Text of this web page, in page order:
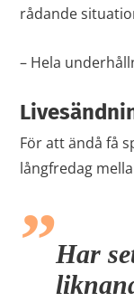
rådande
– Hela
För att ändå få
långfredag
Har